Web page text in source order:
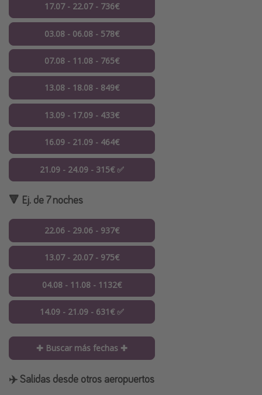
17.07 - 22.07 - 736€
03.08 - 06.08 - 578€
07.08 - 11.08 - 765€
13.08 - 18.08 - 849€
13.09 - 17.09 - 433€
16.09 - 21.09 - 464€
21.09 - 24.09 - 315€ ✅
🔻 Ej. de 7 noches
22.06 - 29.06 - 937€
13.07 - 20.07 - 975€
04.08 - 11.08 - 1132€
14.09 - 21.09 - 631€ ✅
✚ Buscar más fechas ✚
✈️ Salidas desde otros aeropuertos